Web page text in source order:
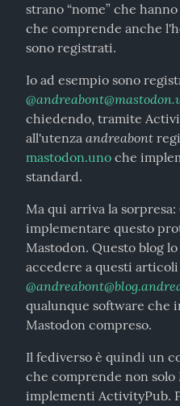
strano “nome” che
che comprende anche
sono registrati.
@
chiedendo, tramite
all'utenza andreabont
mastodon.uno che
standard.
Ma qui arriva la
implementare questo
Mastodon. Questo blog
@
qualunque software che
Mastodon compreso.
Il fediverso è quindi un
che comprende non
implementi ActivityPub.